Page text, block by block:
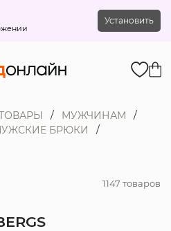
Установить
МУЖЧИНАМ
БРЮКИ
1147 товаров